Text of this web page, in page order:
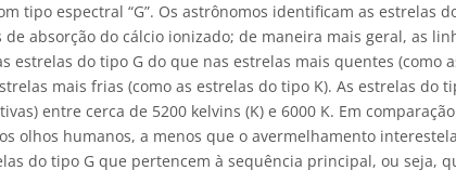
tipo espectral “G”. Os astrônomos identificam as estrelas
absorção do cálcio ionizado; de maneira mais geral, as
estrelas do tipo G do que nas estrelas mais quentes (como
mais frias (como as estrelas do tipo K). As estrelas do
entre cerca de 5200 kelvins (K) e 6000 K. Em
olhos humanos, a menos que o avermelhamento
do tipo G que pertencem à sequência principal, ou seja,